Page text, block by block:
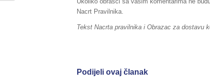
Nacrt Pravilnika.
Tekst Nacrta pravilnika i Obrazac za dostavu
Podijeli ovaj članak